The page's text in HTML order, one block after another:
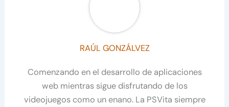
RAÚL GONZÁLVEZ
Comenzando en el desarrollo de aplicaciones
web mientras sigue disfrutando de los
videojuegos como un enano. La PSVita siempre